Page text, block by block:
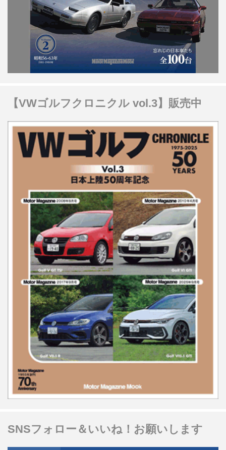
【VWゴルフクロニクル vol.3】販売中
SNSフォロー＆いいね！お願いします